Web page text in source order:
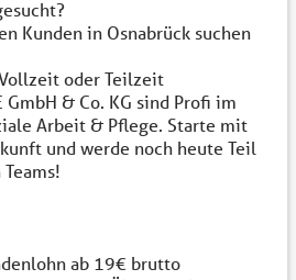
Kunden in Osnabrück suchen
oder Teilzeit
GmbH & Co. KG sind Profi im
Arbeit & Pflege. Starte mit
und werde noch heute Teil
ab 19€ brutto